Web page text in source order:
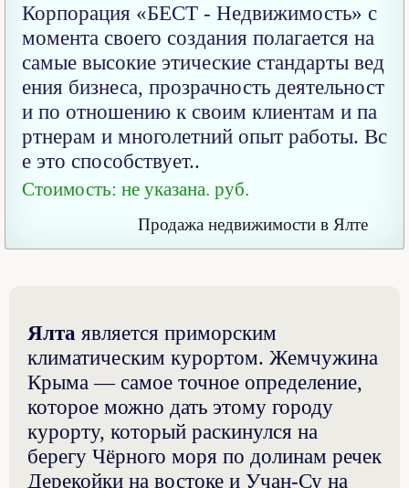
Корпорация «БЕСТ - Недвижимость» с
момента своего создания полагается на
самые высокие этические стандарты вед
ения бизнеса, прозрачность деятельност
и по отношению к своим клиентам и па
ртнерам и многолетний опыт работы. Вс
е это способствует..
Стоимость: не указана. руб.
Продажа недвижимости в Ялте
Ялта является приморским
климатическим курортом. Жемчужина
Крыма — самое точное определение,
которое можно дать этому городу
курорту, который раскинулся на
берегу Чёрного моря по долинам речек
Дерекойки на востоке и Учан-Су на